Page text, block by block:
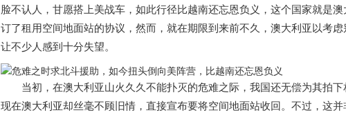
脸不认人，甘愿搭上美战车，如此行径比越南还忘恩负义，这个国家就是
订了租用空间地面站的协议，然而，就在期限到来前不久，澳大利亚以考
让不少人感到十分失望。
当初，在澳大利亚山火久久不能扑灭的危难之际，我国还无偿为其拍
现在澳大利亚却丝毫不顾旧情，直接宣布要将空间地面站收回。不过，这